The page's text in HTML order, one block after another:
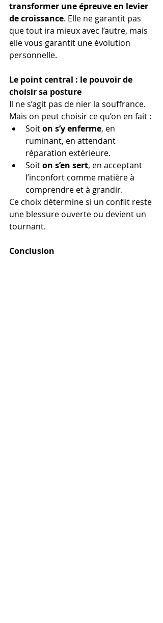
transformer une épreuve en levier
de croissance. Elle ne garantit pas
que tout ira mieux avec l’autre, mais
elle vous garantit une évolution
personnelle.
Le point central : le pouvoir de
choisir sa posture
Il ne s’agit pas de nier la souffrance.
Mais on peut choisir ce qu’on en fait :
Soit on s’y enferme, en
ruminant, en attendant
réparation extérieure.
Soit on s’en sert, en acceptant
l’inconfort comme matière à
comprendre et à grandir.
Ce choix détermine si un conflit reste
une blessure ouverte ou devient un
tournant.
Conclusion